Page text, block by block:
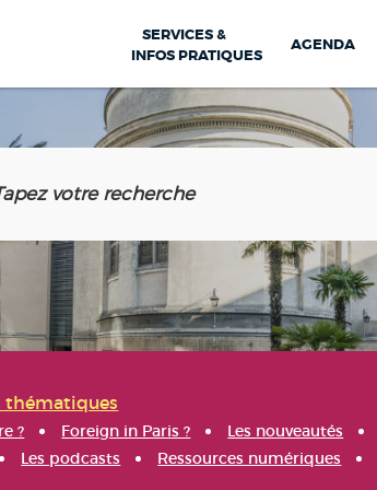
SERVICES &
INFOS PRATIQUES
AGENDA
thématiques
? Foreign in Paris ? Les nouveautés
Les podcasts Ressources numériques